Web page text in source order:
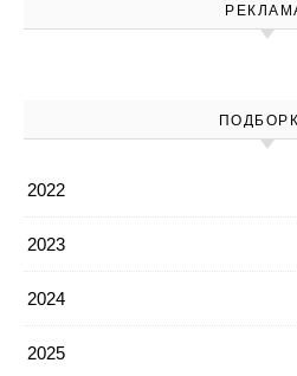
2022
2023
2024
2025